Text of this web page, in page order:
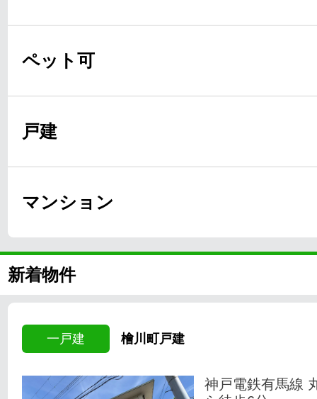
ペット可
戸建
マンション
新着物件
一戸建 檜川町戸建
神戸電鉄有馬線